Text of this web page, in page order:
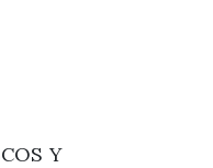
Y